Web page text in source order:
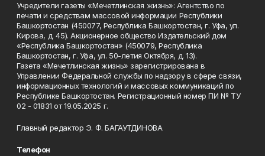
Учредители газеты «Мечетлинская жизнь»: Агентство по
печати и средствам массовой информации Республики
Башкортостан (450077, Республика Башкортостан, г. Уфа, ул.
Кирова, д. 45). Акционерное общество Издательский дом
«Республика Башкортостан» (450079, Республика
Башкортостан, г. Уфа, ул. 50-летия Октября, д. 13).
Газета «Мечетлинская жизнь» зарегистрирована в
Управлении Федеральной службы по надзору в сфере связи,
информационных технологий и массовых коммуникаций по
Республике Башкортостан. Регистрационный номер ПИ № ТУ
02 - 01831 от 19.05.2025 г.
Главный редактор Э. Ф. БАГАУТДИНОВА
Телефон